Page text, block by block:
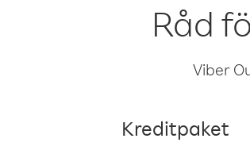
Råd
Viber
Kreditpaket